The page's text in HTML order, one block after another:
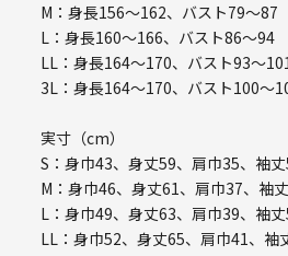
M：身長156～162、バスト79～87
L：身長160～166、バスト86～94
LL：身長164～170、バスト93～
3L：身長164～170、バスト100～
実寸（cm）
S：身巾43、身丈59、肩巾35、袖
M：身巾46、身丈61、肩巾37、袖
L：身巾49、身丈63、肩巾39、袖
LL：身巾52、身丈65、肩巾41、袖